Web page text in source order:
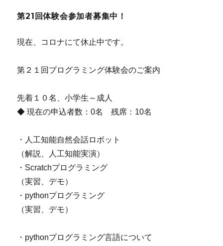
第21回体験会参加者募集中！
現在、コロナにて休止中です。
第２１回プログラミング体験会のご案内
先着１０名、小学生～成人
◆ 現在の申込者数：0名 残席：10名
・人工知能自然会話ロボット
（解説、人工知能実演）
・Scratchプログラミング
（実習、デモ）
・pythonプログラミング
（実習、デモ）
・pythonプログラミング言語について